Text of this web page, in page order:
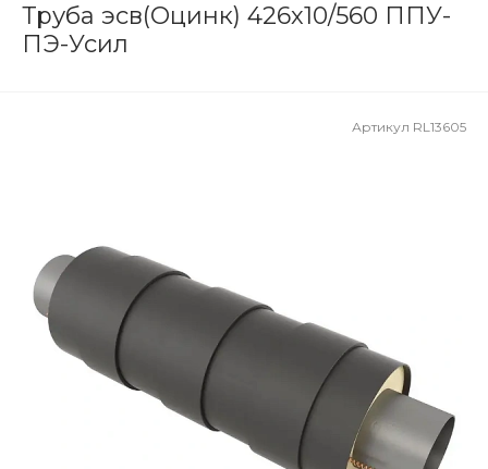
Труба эсв(Оцинк) 426х10/560 ППУ-
ПЭ-Усил
Артикул RL13605